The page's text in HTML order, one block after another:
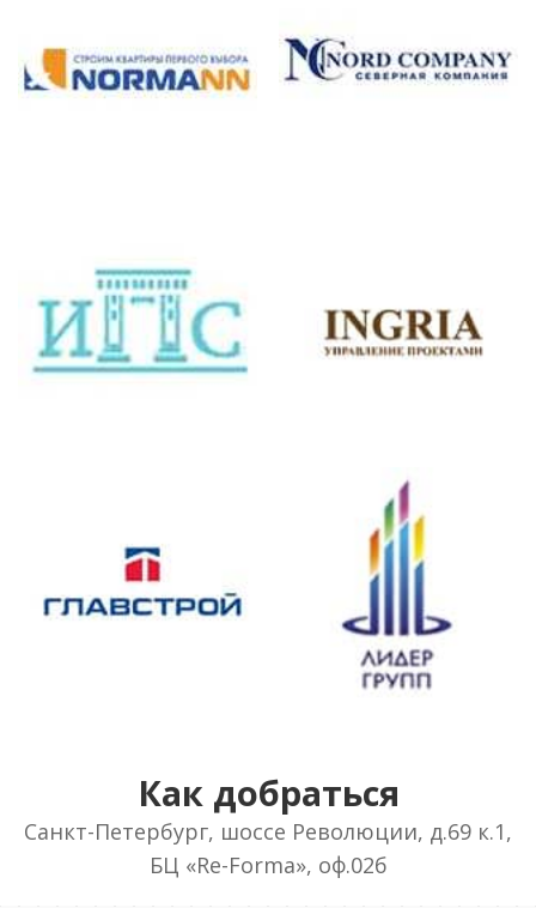
Как добраться
Санкт-Петербург, шоссе Революции, д.69 к.1,
БЦ «Re-Forma», оф.02б